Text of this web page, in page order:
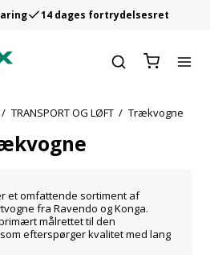
14 dages fortrydelsesret
/ TRANSPORT OG LØFT / Trækvogne
et omfattende sortiment af
fra Ravendo og Konga.
målrettet til den
efterspørger kvalitet med lang